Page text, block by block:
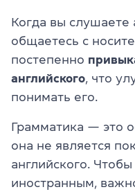
Когда вы слушаете
общаетесь с
постепенно
английского, что
понимать его.
Грамматика — это
она не является
английского.
иностранным,